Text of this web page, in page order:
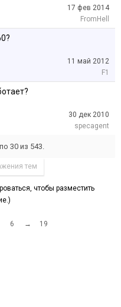
17 фев 2014
FromHell
11 май 2012
F1
30 дек 2010
specagent
30 из 543.
тем
чтобы разместить
6 → 19